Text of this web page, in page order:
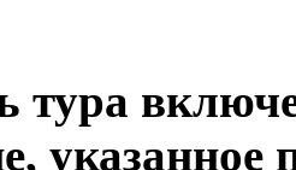
тура
указанное